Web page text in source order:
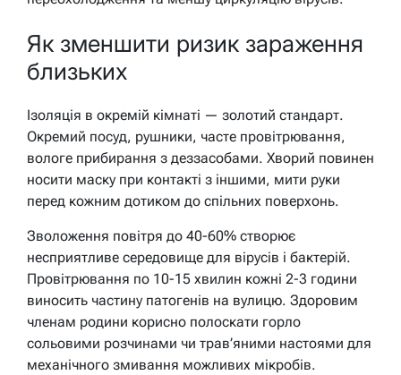
Як зменшити ризик зараження
близьких
Ізоляція в окремій кімнаті — золотий стандарт.
Окремий посуд, рушники, часте провітрювання,
вологе прибирання з деззасобами. Хворий повинен
носити маску при контакті з іншими, мити руки
перед кожним дотиком до спільних поверхонь.
Зволоження повітря до 40-60% створює
несприятливе середовище для вірусів і бактерій.
Провітрювання по 10-15 хвилин кожні 2-3 години
виносить частину патогенів на вулицю. Здоровим
членам родини корисно полоскати горло
сольовими розчинами чи трав’яними настоями для
механічного змивання можливих мікробів.